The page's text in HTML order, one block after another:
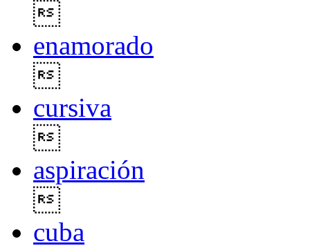
enamorado
cursiva
aspiración
cuba